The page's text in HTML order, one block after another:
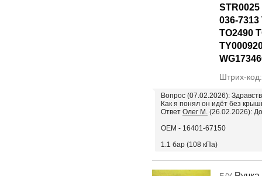
STR0025
036-7313
TO2490
Штрих-
Вопрос (07.02.2026):
Как я понял он идёт без
Ответ Олег М. (26.02.2026):
ОЕМ - 16401-67150
1.1 бар (108 кПа)